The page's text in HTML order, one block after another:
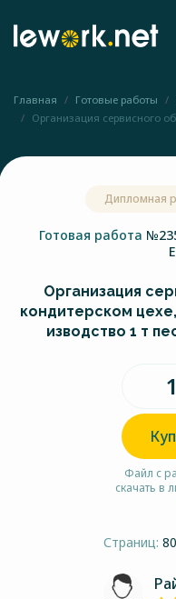
Главная Готовые работы
Организация сервисного
Дипломная
Готовая работа
Организация
кондитерском
изводство 1 т
Файл с
скачать в
Страниц: 80